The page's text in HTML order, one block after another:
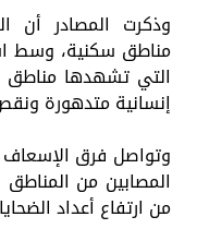
وذكرت المصادر أن
مناطق سكنية، وسط
التي تشهدها
إنسانية متدهورة
وتواصل فرق الإسعاف
المصابين من
من ارتفاع أعداد